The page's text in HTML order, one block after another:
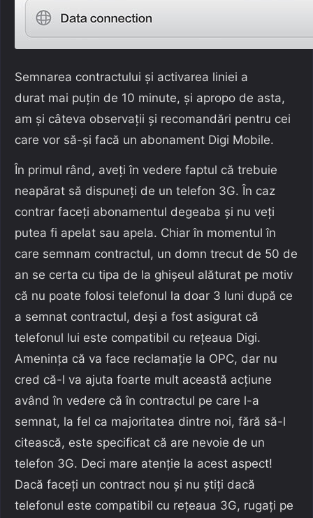
Semnarea contractului și activarea liniei a
durat mai puțin de 10 minute, și apropo de asta,
am și câteva observații și recomandări pentru cei
care vor să-și facă un abonament Digi Mobile.
În primul rând, aveți în vedere faptul că trebuie
neapărat să dispuneți de un telefon 3G. În caz
contrar faceți abonamentul degeaba și nu veți
putea fi apelat sau apela. Chiar în momentul în
care semnam contractul, un domn trecut de 50 de
an se certa cu tipa de la ghișeul alăturat pe motiv
că nu poate folosi telefonul la doar 3 luni după ce
a semnat contractul, deși a fost asigurat că
telefonul lui este compatibil cu rețeaua Digi.
Amenința că va face reclamație la OPC, dar nu
cred că-l va ajuta foarte mult această acțiune
având în vedere că în contractul pe care l-a
semnat, la fel ca majoritatea dintre noi, fără să-l
citească, este specificat că are nevoie de un
telefon 3G. Deci mare atenție la acest aspect!
Dacă faceți un contract nou și nu știți dacă
telefonul este compatibil cu rețeaua 3G, rugați pe